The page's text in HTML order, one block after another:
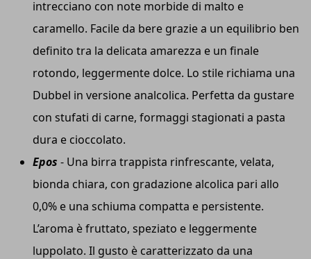
intrecciano con note morbide di malto e
caramello. Facile da bere grazie a un equilibrio ben
definito tra la delicata amarezza e un finale
rotondo, leggermente dolce. Lo stile richiama una
Dubbel in versione analcolica. Perfetta da gustare
con stufati di carne, formaggi stagionati a pasta
dura e cioccolato.
Epos - Una birra trappista rinfrescante, velata,
bionda chiara, con gradazione alcolica pari allo
0,0% e una schiuma compatta e persistente.
L’aroma è fruttato, speziato e leggermente
luppolato. Il gusto è caratterizzato da una